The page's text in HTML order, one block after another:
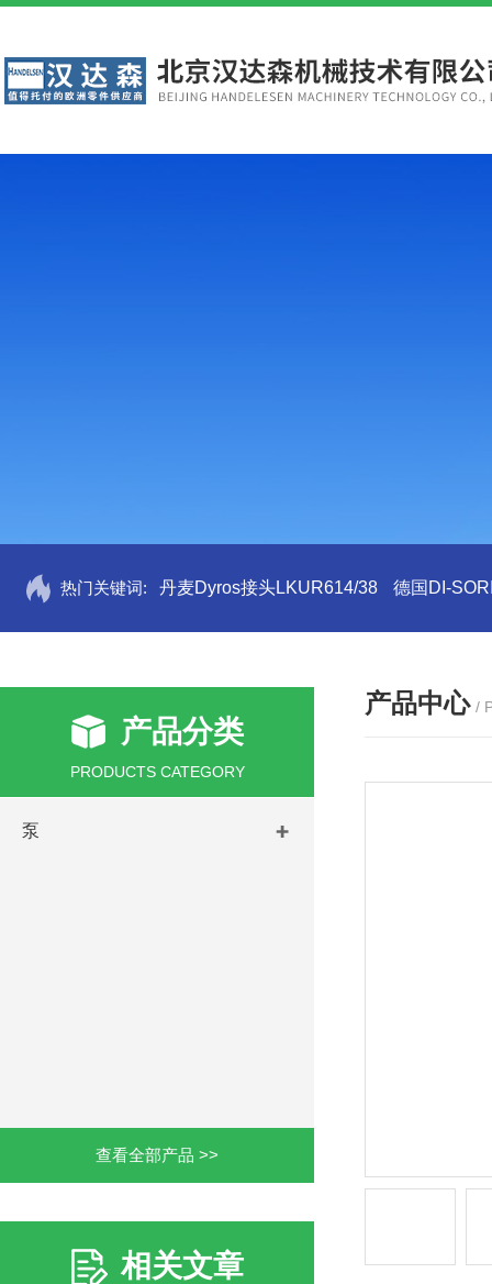
热门关键词: 丹麦Dyros接头LKUR614/38 德国DI-
产品分类
PRODUCTS CATEGORY
泵
查看全部产品 >>
相关文章
产品中心 /